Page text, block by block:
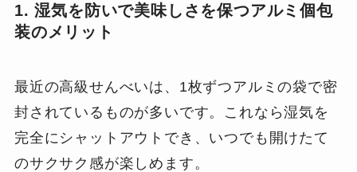
1. 湿気を防いで美味しさを保つアルミ個包
装のメリット
最近の高級せんべいは、1枚ずつアルミの袋で密
封されているものが多いです。これなら湿気を
完全にシャットアウトでき、いつでも開けたて
のサクサク感が楽しめます。